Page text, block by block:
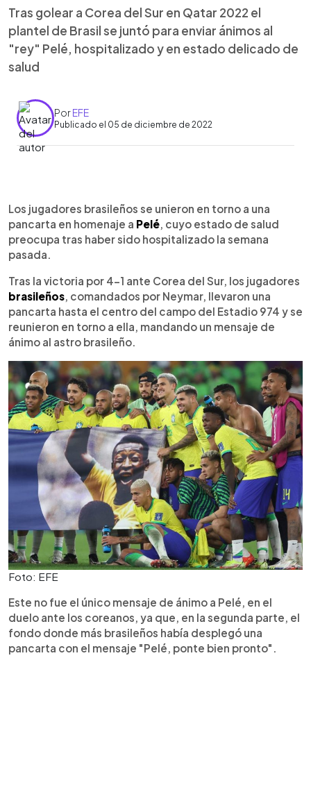
Tras golear a Corea del Sur en Qatar 2022 el
plantel de Brasil se juntó para enviar ánimos al
"rey" Pelé, hospitalizado y en estado delicado de
salud
PorEFE
Publicado el 05 de diciembre de 2022
Escuchar artículo
Los jugadores brasileños se unieron en torno a una
pancarta en homenaje a Pelé, cuyo estado de salud
preocupa tras haber sido hospitalizado la semana
pasada.
Tras la victoria por 4-1 ante Corea del Sur, los jugadores
brasileños, comandados por Neymar, llevaron una
pancarta hasta el centro del campo del Estadio 974 y se
reunieron en torno a ella, mandando un mensaje de
ánimo al astro brasileño.
Foto: EFE
Este no fue el único mensaje de ánimo a Pelé, en el
duelo ante los coreanos, ya que, en la segunda parte, el
fondo donde más brasileños había desplegó una
pancarta con el mensaje "Pelé, ponte bien pronto".